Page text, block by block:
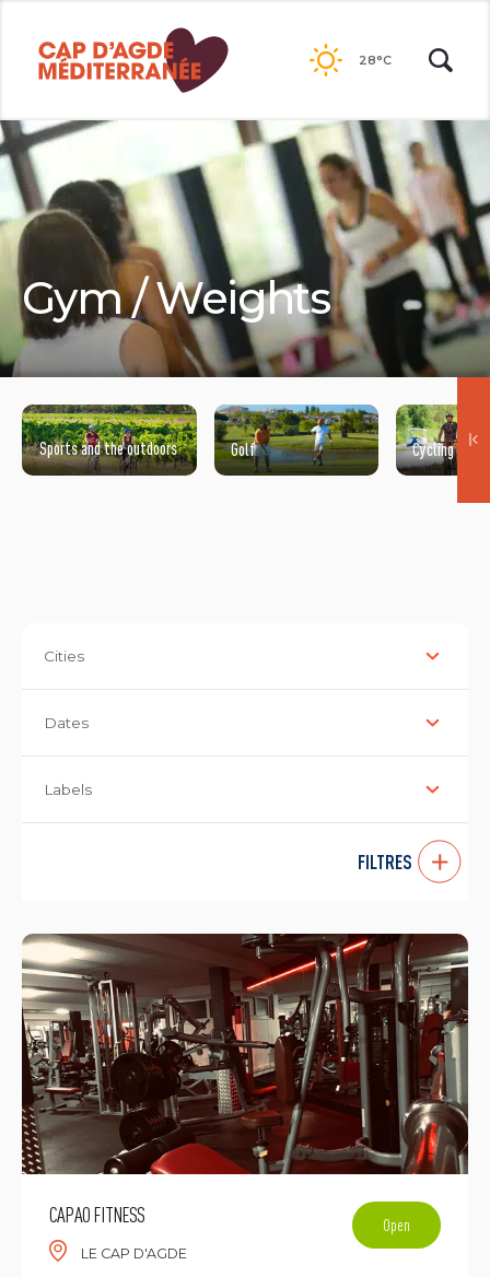
contenu
28°C
Gym / Weights
Sports and the outdoors Golf Cycling
Cities
Dates
Labels
FILTRES
CAPAO FITNESS
LE CAP D'AGDE
Open